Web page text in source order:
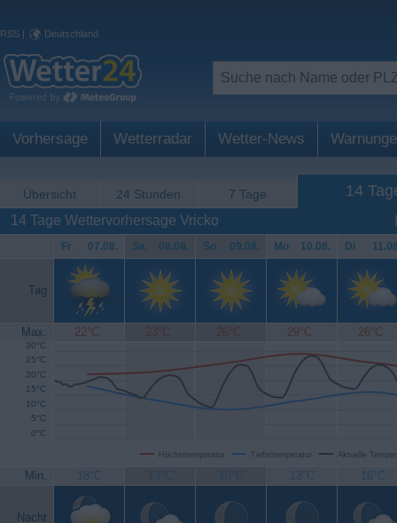
RSS | Deutschland
Vorhersage Wetterradar Wetter-News
Übersicht 24 Stunden 7 Tage 14
14 Tage Wettervorhersage Vricko
Fr. 07.08. Sa. 08.08. So. 09.08. Mo. 10.08. Di.
Tag
Max. 22°C 23°C 26°C 29°C 26°C
Höchsttemperatur Tiefsttemperatur Aktuelle
0°C
5°C
10°C
15°C
20°C
25°C
30°C
Min. 18°C 13°C 10°C 13°C 16°C
Nacht